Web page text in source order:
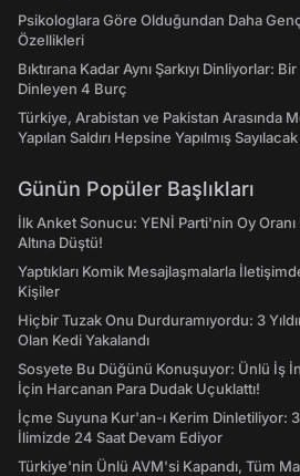
Psikologlara Göre Olduğundan Daha
Özellikleri
Bıktırana Kadar Aynı Şarkıyı Dinliyorlar:
Dinleyen 4 Burç
Türkiye, Arabistan ve Pakistan Arasında
Yapılan Saldırı Hepsine Yapılmış Sayılacak
Günün Popüler Başlıkları
İlk Anket Sonucu: YENİ Parti'nin Oy Oranı
Altına Düştü!
Yaptıkları Komik Mesajlaşmalarla
Kişiler
Hiçbir Tuzak Onu Durduramıyordu: 3
Olan Kedi Yakalandı
Sosyete Bu Düğünü Konuşuyor: Ünlü İş
İçin Harcanan Para Dudak Uçuklattı!
İçme Suyuna Kur'an-ı Kerim Dinletiliyor: 31
İlimizde 24 Saat Devam Ediyor
Türkiye'nin Ünlü AVM'si Kapandı, Tüm